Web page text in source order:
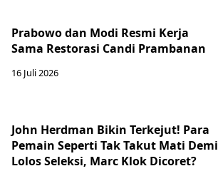
Prabowo dan Modi Resmi Kerja
Sama Restorasi Candi Prambanan
16 Juli 2026
John Herdman Bikin Terkejut! Para
Pemain Seperti Tak Takut Mati Demi
Lolos Seleksi, Marc Klok Dicoret?